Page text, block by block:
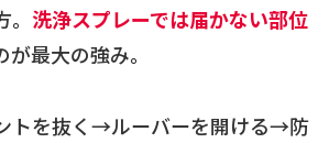
洗浄スプレーでは届かない部位
が最大の強み。
トを抜く→ルーバーを開ける→防